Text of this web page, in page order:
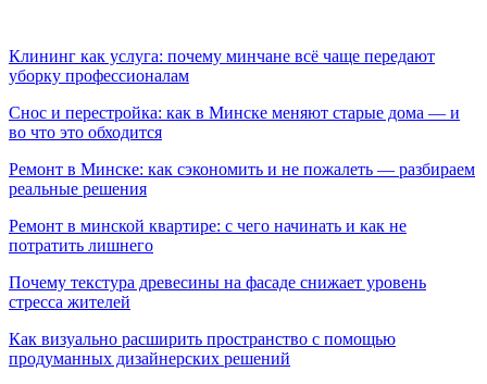
Клининг как услуга: почему минчане всё чаще передают
уборку профессионалам
Снос и перестройка: как в Минске меняют старые дома — и
во что это обходится
Ремонт в Минске: как сэкономить и не пожалеть — разбираем
реальные решения
Ремонт в минской квартире: с чего начинать и как не
потратить лишнего
Почему текстура древесины на фасаде снижает уровень
стресса жителей
Как визуально расширить пространство с помощью
продуманных дизайнерских решений